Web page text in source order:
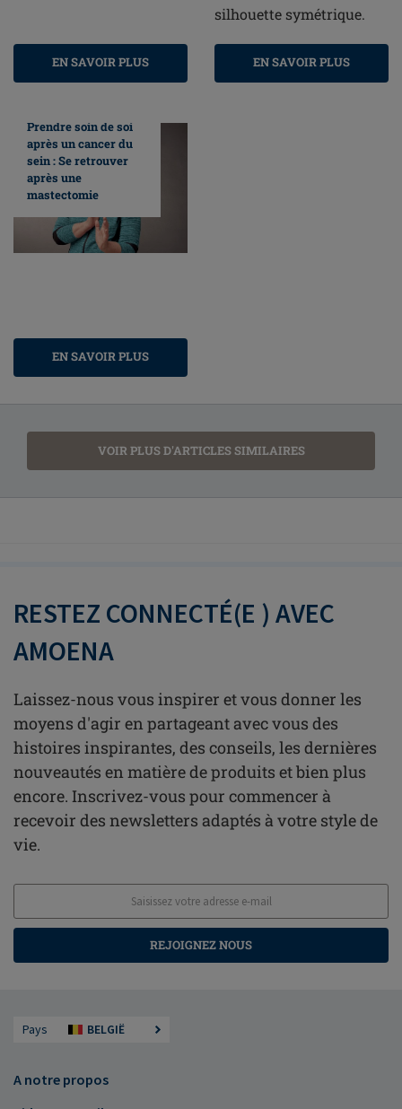
EN SAVOIR PLUS
silhouette symétrique.
EN SAVOIR PLUS
Prendre soin de soi
après un cancer du
sein : Se retrouver
après une
mastectomie
EN SAVOIR PLUS
VOIR PLUS D'ARTICLES SIMILAIRES
RESTEZ CONNECTÉ(E ) AVEC
AMOENA
Laissez-nous vous inspirer et vous donner les
moyens d'agir en partageant avec vous des
histoires inspirantes, des conseils, les dernières
nouveautés en matière de produits et bien plus
encore. Inscrivez-vous pour commencer à
recevoir des newsletters adaptés à votre style de
vie.
REJOIGNEZ NOUS
Pays BELGIË
A notre propos